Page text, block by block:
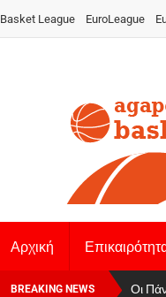
Basket League EuroLeague
Αρχική
BREAKING NEWS Οι